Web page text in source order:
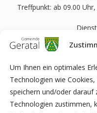
Um Ihnen ein optimales
Technologien wie
speichern und/oder darauf
Technologien zustimmen,
Treffpunkt: ab 09.00
Treffpunkt: 13:00 Uhr,
Soziale Beratung
Treffpunkt: 10:00 Uhr,